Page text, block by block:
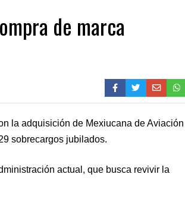
de marca
la adquisición de Mexiucana de Aviación
sobrecargos jubilados.
actual, que busca revivir la